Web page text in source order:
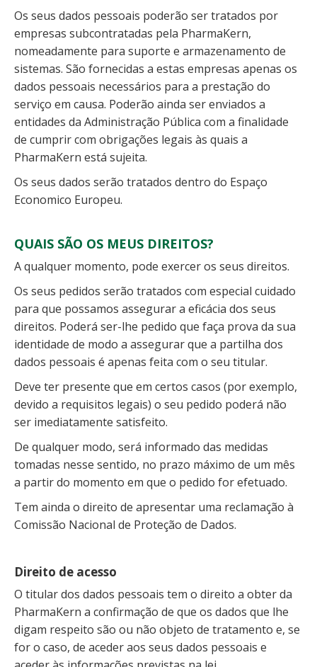
Os seus dados pessoais poderão ser tratados por
empresas subcontratadas pela PharmaKern,
nomeadamente para suporte e armazenamento de
sistemas. São fornecidas a estas empresas apenas os
dados pessoais necessários para a prestação do
serviço em causa. Poderão ainda ser enviados a
entidades da Administração Pública com a finalidade
de cumprir com obrigações legais às quais a
PharmaKern está sujeita.
Os seus dados serão tratados dentro do Espaço
Economico Europeu.
QUAIS SÃO OS MEUS DIREITOS?
A qualquer momento, pode exercer os seus direitos.
Os seus pedidos serão tratados com especial cuidado
para que possamos assegurar a eficácia dos seus
direitos. Poderá ser-lhe pedido que faça prova da sua
identidade de modo a assegurar que a partilha dos
dados pessoais é apenas feita com o seu titular.
Deve ter presente que em certos casos (por exemplo,
devido a requisitos legais) o seu pedido poderá não
ser imediatamente satisfeito.
De qualquer modo, será informado das medidas
tomadas nesse sentido, no prazo máximo de um mês
a partir do momento em que o pedido for efetuado.
Tem ainda o direito de apresentar uma reclamação à
Comissão Nacional de Proteção de Dados.
Direito de acesso
O titular dos dados pessoais tem o direito a obter da
PharmaKern a confirmação de que os dados que lhe
digam respeito são ou não objeto de tratamento e, se
for o caso, de aceder aos seus dados pessoais e